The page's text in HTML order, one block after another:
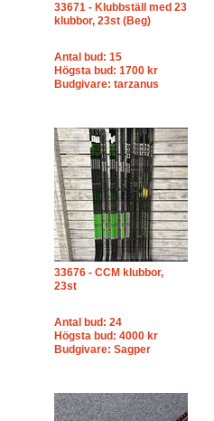
33671 - Klubbställ med 23
klubbor, 23st (Beg)
Antal bud: 15
Högsta bud: 1700 kr
Budgivare: tarzanus
33676 - CCM klubbor,
23st
Antal bud: 24
Högsta bud: 4000 kr
Budgivare: Sagper